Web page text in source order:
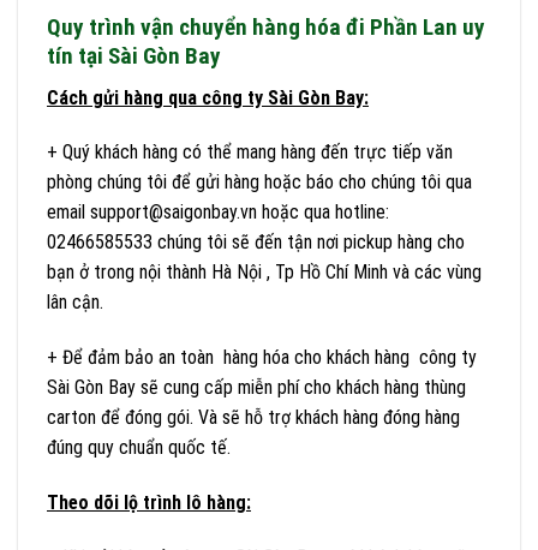
Quy trình vận chuyển hàng hóa đi Phần Lan uy
tín tại Sài Gòn Bay
Cách gửi hàng qua công ty Sài Gòn Bay:
+ Quý khách hàng có thể mang hàng đến trực tiếp văn
phòng chúng tôi để gửi hàng hoặc báo cho chúng tôi qua
email support@saigonbay.vn hoặc qua hotline:
02466585533 chúng tôi sẽ đến tận nơi pickup hàng cho
bạn ở trong nội thành Hà Nội , Tp Hồ Chí Minh và các vùng
lân cận.
+ Để đảm bảo an toàn hàng hóa cho khách hàng công ty
Sài Gòn Bay sẽ cung cấp miễn phí cho khách hàng thùng
carton để đóng gói. Và sẽ hỗ trợ khách hàng đóng hàng
đúng quy chuẩn quốc tế.
Theo dõi lộ trình lô hàng: